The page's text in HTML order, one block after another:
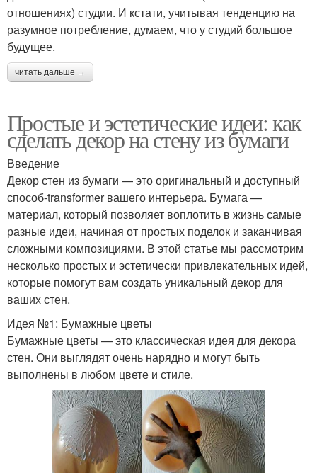
отношениях) студии. И кстати, учитывая тенденцию на
разумное потребление, думаем, что у студий большое
будущее.
читать дальше →
Простые и эстетические идеи: как
сделать декор на стену из бумаги
Введение
Декор стен из бумаги — это оригинальный и доступный
способ-transformer вашего интерьера. Бумага —
материал, который позволяет воплотить в жизнь самые
разные идеи, начиная от простых поделок и заканчивая
сложными композициями. В этой статье мы рассмотрим
несколько простых и эстетически привлекательных идей,
которые помогут вам создать уникальный декор для
ваших стен.
Идея №1: Бумажные цветы
Бумажные цветы — это классическая идея для декора
стен. Они выглядят очень нарядно и могут быть
выполнены в любом цвете и стиле.